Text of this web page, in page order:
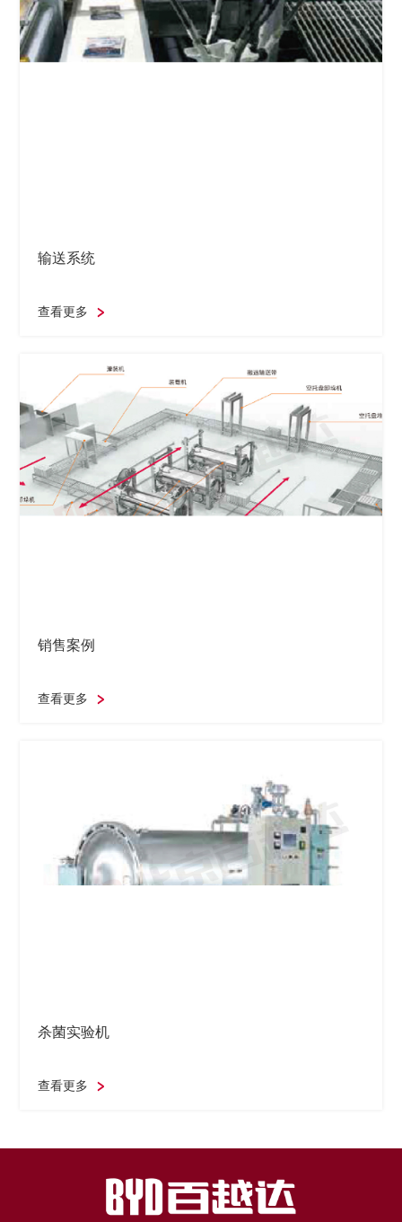
输送系统
查看更多
销售案例
查看更多
杀菌实验机
查看更多